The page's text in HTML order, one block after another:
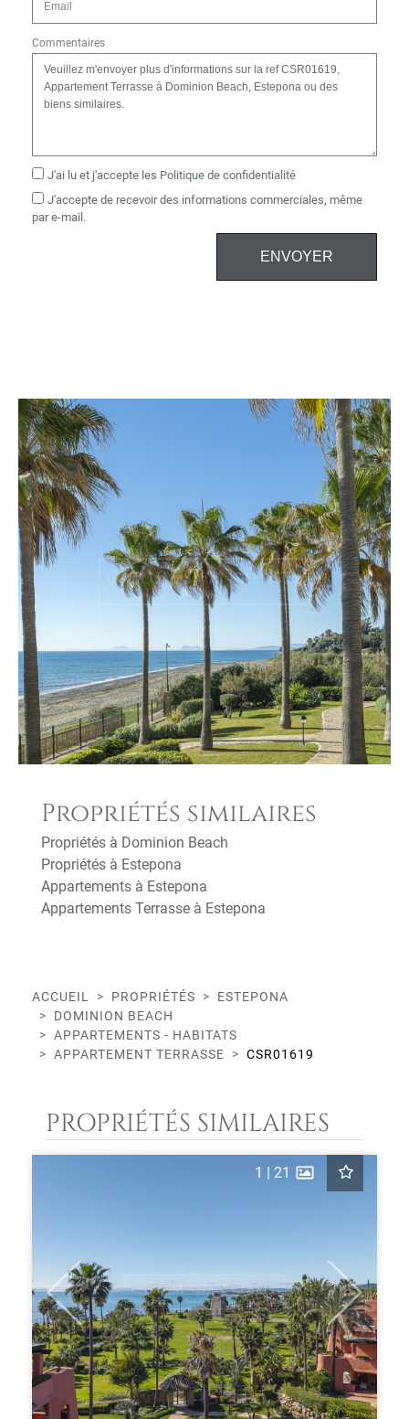
Commentaires
J'ai lu et j'accepte les Politique de confidentialité
J'accepte de recevoir des informations commerciales, même
par e-mail.
ENVOYER
Propriétés similaires
Propriétés à Dominion Beach
Propriétés à Estepona
Appartements à Estepona
Appartements Terrasse à Estepona
ACCUEIL PROPRIÉTÉS
ESTEPONA
DOMINION BEACH
APPARTEMENTS - HABITATS
APPARTEMENT TERRASSE
CSR01619
PROPRIÉTÉS SIMILAIRES
Previous Next
1 | 21